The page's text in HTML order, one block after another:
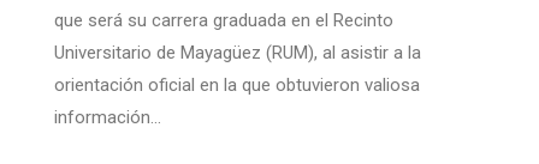
que será su carrera graduada en el Recinto
Universitario de Mayagüez (RUM), al asistir a la
orientación oficial en la que obtuvieron valiosa
información…